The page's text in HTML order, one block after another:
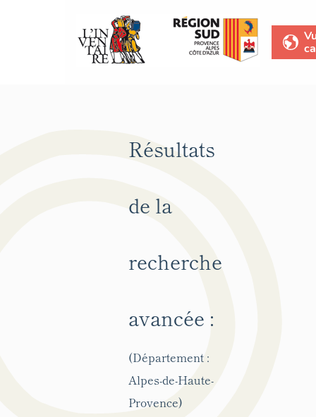
Résultats
de la
recherche
avancée :
(Département :
Alpes-de-Haute-
Provence)